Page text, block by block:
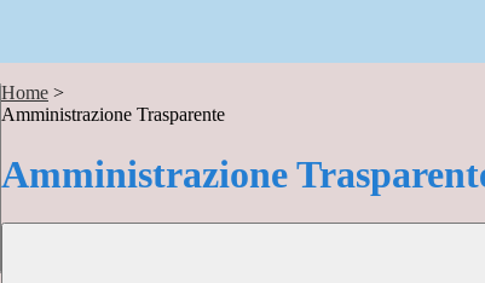
Home >
Amministrazione Trasparente
Amministrazione